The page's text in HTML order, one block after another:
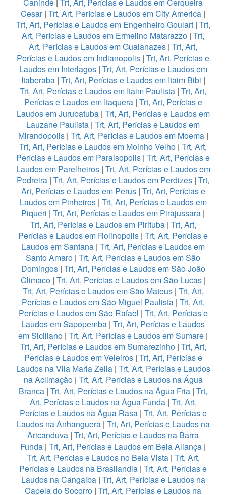
Caninde | Trt, Art, Perícias e Laudos em Cerqueira
Cesar| Trt, Art, Perícias e Laudos em City America |
Trt, Art, Perícias e Laudos em Engenheiro Goulart | Trt,
Art, Perícias e Laudos em Ermelino Matarazzo | Trt,
Art, Perícias e Laudos em Guaianazes | Trt, Art,
Perícias e Laudos em Indianopolis | Trt, Art, Perícias e
Laudos em Interlagos| Trt, Art, Perícias e Laudos em
Itaberaba| Trt, Art, Perícias e Laudos em Itaim Bibi |
Trt, Art, Perícias e Laudos em Itaim Paulista | Trt, Art,
Perícias e Laudos em Itaquera| Trt, Art, Perícias e
Laudos em Jurubatuba| Trt, Art, Perícias e Laudos em
Lauzane Paulista | Trt, Art, Perícias e Laudos em
Mirandopolis| Trt, Art, Perícias e Laudos em Moema|
Trt, Art, Perícias e Laudos em Moinho Velho | Trt, Art,
Perícias e Laudos em Paraisopolis | Trt, Art, Perícias e
Laudos em Parelheiros| Trt, Art, Perícias e Laudos em
Pedreira | Trt, Art, Perícias e Laudos em Perdizes | Trt,
Art, Perícias e Laudos em Perus| Trt, Art, Perícias e
Laudos em Pinheiros| Trt, Art, Perícias e Laudos em
Piqueri | Trt, Art, Perícias e Laudos em Pirajussara |
Trt, Art, Perícias e Laudos em Pirituba| Trt, Art,
Perícias e Laudos em Rolinopolis | Trt, Art, Perícias e
Laudos em Santana| Trt, Art, Perícias e Laudos em
Santo Amaro | Trt, Art, Perícias e Laudos em São
Domingos| Trt, Art, Perícias e Laudos em São João
Climaco| Trt, Art, Perícias e Laudos em São Lucas|
Trt, Art, Perícias e Laudos em São Mateus | Trt, Art,
Perícias e Laudos em São Miguel Paulista| Trt, Art,
Perícias e Laudos em São Rafael | Trt, Art, Perícias e
Laudos em Sapopemba | Trt, Art, Perícias e Laudos
em Siciliano | Trt, Art, Perícias e Laudos em Sumare |
Trt, Art, Perícias e Laudos em Sumarezinho| Trt, Art,
Perícias e Laudos em Veleiros| Trt, Art, Perícias e
Laudos na Vila Maria Zelia| Trt, Art, Perícias e Laudos
na Aclimação| Trt, Art, Perícias e Laudos na Água
Branca | Trt, Art, Perícias e Laudos na Água Fria | Trt,
Art, Perícias e Laudos na Água Funda| Trt, Art,
Perícias e Laudos na Água Rasa | Trt, Art, Perícias e
Laudos na Anhanguera| Trt, Art, Perícias e Laudos na
Aricanduva | Trt, Art, Perícias e Laudos na Barra
Funda | Trt, Art, Perícias e Laudos em Bela Aliança |
Trt, Art, Perícias e Laudos no Bela Vista| Trt, Art,
Perícias e Laudos na Brasilandia | Trt, Art, Perícias e
Laudos na Cangaiba| Trt, Art, Perícias e Laudos na
Capela do Socorro | Trt, Art, Perícias e Laudos na